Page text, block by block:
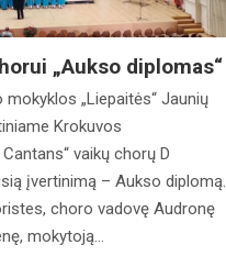
„Aukso diplomas“
„Liepaitės“ Jaunių
Krokuvos
vaikų chorų D
įvertinimą – Aukso diplomą.
choro vadovę Audronę
mokytoją…